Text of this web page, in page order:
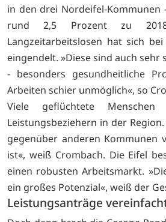
in den drei Nordeifel-Kommunen
rund 2,5 Prozent zu
Langzeitarbeitslosen hat sich
eingendelt. »Diese sind auch
- besonders gesundheitliche
Arbeiten schier unmöglich«, so
Viele geflüchtete
Leistungsbeziehern in der
gegenüber anderen Kommunen
ist«, weiß Crombach. Die Eifel
einen robusten Arbeitsmarkt.
ein großes Potenzial«, weiß der
Leistungsanträge